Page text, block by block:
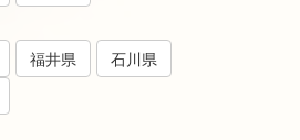
福井県
石川県